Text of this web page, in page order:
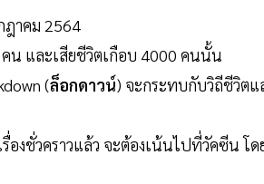
ฎาคม 2564
น และเสียชีวิตเกือบ 4000 คนนั้น
(ล็อกดาวน์) จะกระทบกับวิถีชีวิตแ
องชั่วคราวแล้ว จะต้องเน้นไปที่วัคซีน โด